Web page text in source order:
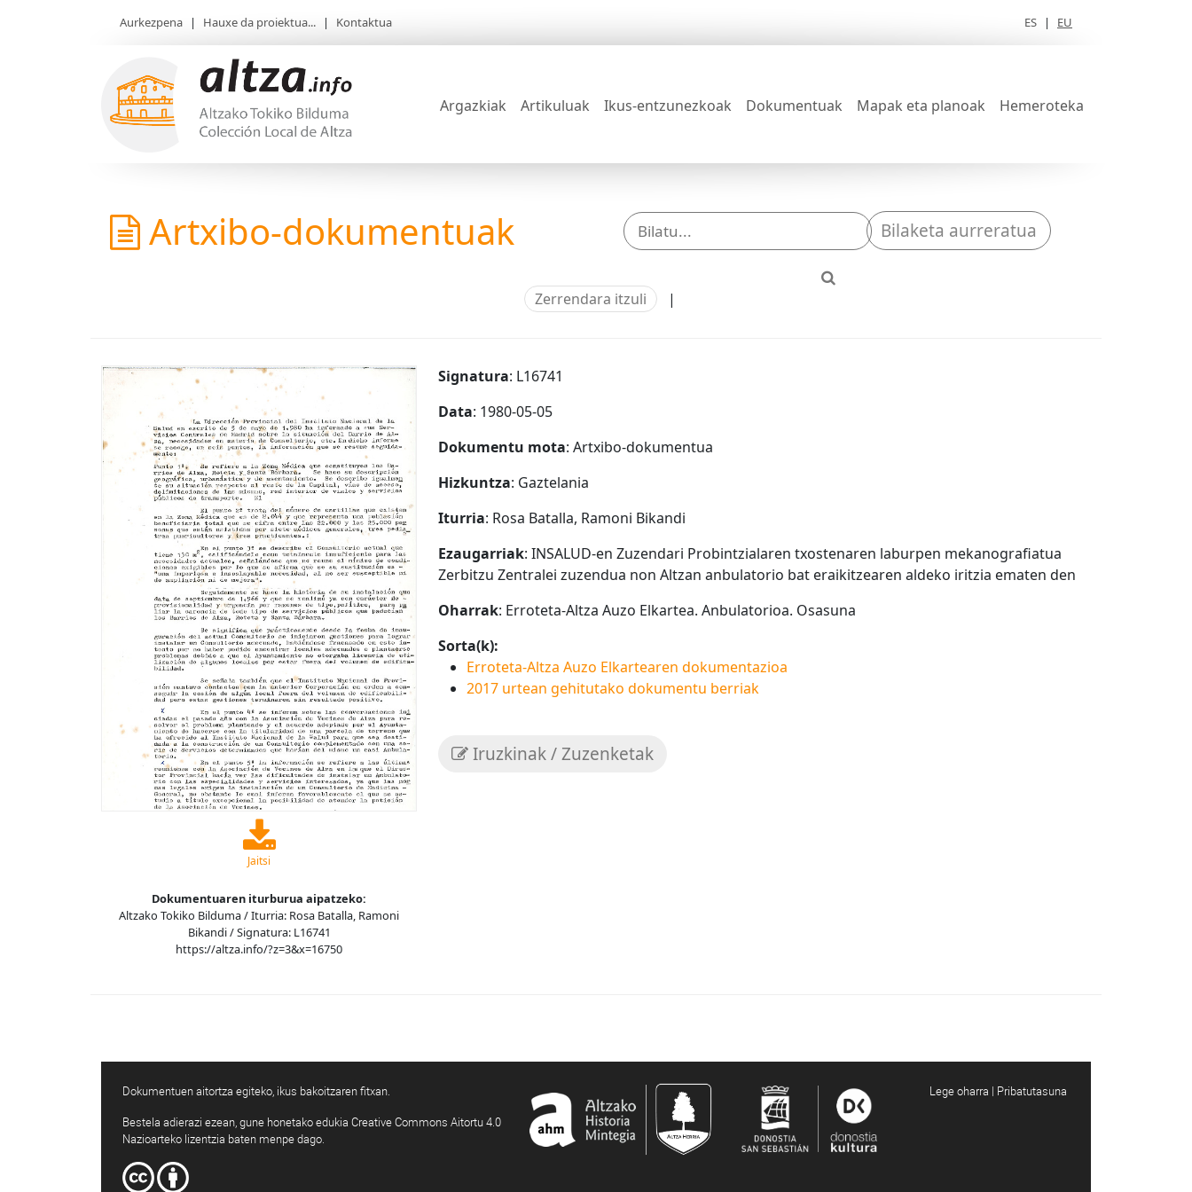
Aurkezpena | Hauxe da proiektua... | Kontaktua ES | EU
Argazkiak Artikuluak Ikus-entzunezkoak Dokumentuak Mapak eta planoak Hemeroteka
Artxibo-dokumentuak Bilaketa aurreratua
Zerrendara itzuli |
Jaitsi
Dokumentuaren iturburua aipatzeko:
Altzako Tokiko Bilduma / Iturria: Rosa Batalla, Ramoni
Bikandi / Signatura: L16741
https://altza.info/?z=3&x=16750
Signatura: L16741
Data: 1980-05-05
Dokumentu mota: Artxibo-dokumentua
Hizkuntza: Gaztelania
Iturria: Rosa Batalla, Ramoni Bikandi
Ezaugarriak: INSALUD-en Zuzendari Probintzialaren txostenaren laburpen mekanografiatua
Zerbitzu Zentralei zuzendua non Altzan anbulatorio bat eraikitzearen aldeko iritzia ematen den
Oharrak: Erroteta-Altza Auzo Elkartea. Anbulatorioa. Osasuna
Sorta(k):
Erroteta-Altza Auzo Elkartearen dokumentazioa
2017 urtean gehitutako dokumentu berriak
Iruzkinak / Zuzenketak
Dokumentuen aitortza egiteko, ikus bakoitzaren fitxan.
Bestela adierazi ezean, gune honetako edukia Creative Commons Aitortu 4.0
Nazioarteko lizentzia baten menpe dago.
Lege oharra | Pribatutasuna